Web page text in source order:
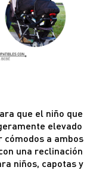
que el niño que
elevado
cómodos a ambos
una reclinación
niños, capotas y